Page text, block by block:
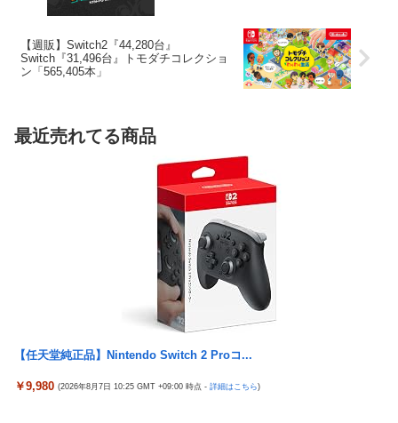
【週販】Switch2『44,280台』
Switch『31,496台』トモダチコレクショ
ン「565,405本」
最近売れてる商品
【任天堂純正品】Nintendo Switch 2 Proコ...
￥9,980 (2026年8月7日 10:25 GMT +09:00 時点 - 詳細はこちら)